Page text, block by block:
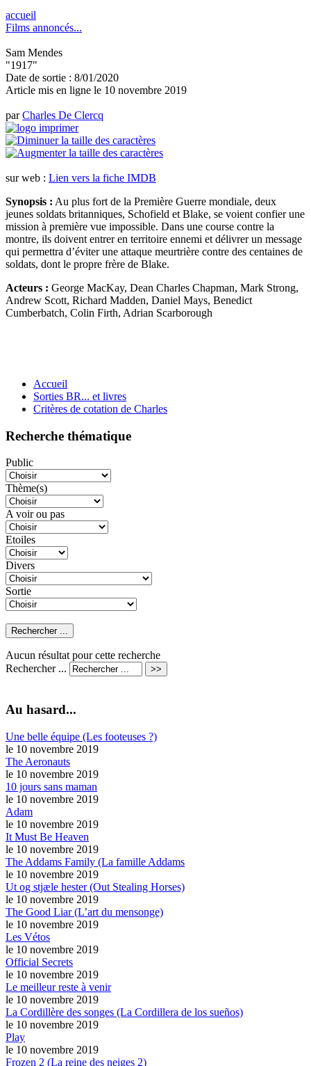
accueil
Films annoncés...
Sam Mendes
"1917"
Date de sortie : 8/01/2020
Article mis en ligne le 10 novembre 2019
parCharles De Clercq
sur web : Lien vers la fiche IMDB
Synopsis : Au plus fort de la Première Guerre mondiale, deux
jeunes soldats britanniques, Schofield et Blake, se voient confier une
mission à première vue impossible. Dans une course contre la
montre, ils doivent entrer en territoire ennemi et délivrer un message
qui permettra d’éviter une attaque meurtrière contre des centaines de
soldats, dont le propre frère de Blake.
Acteurs : George MacKay, Dean Charles Chapman, Mark Strong,
Andrew Scott, Richard Madden, Daniel Mays, Benedict
Cumberbatch, Colin Firth, Adrian Scarborough
Accueil
Sorties BR... et livres
Critères de cotation de Charles
Recherche thématique
Public
Thème(s)
A voir ou pas
Etoiles
Divers
Sortie
Aucun résultat pour cette recherche
Rechercher ...
Au hasard...
Une belle équipe (Les footeuses ?)
le 10 novembre 2019
The Aeronauts
le 10 novembre 2019
10 jours sans maman
le 10 novembre 2019
Adam
le 10 novembre 2019
It Must Be Heaven
le 10 novembre 2019
The Addams Family (La famille Addams
le 10 novembre 2019
Ut og stjæle hester (Out Stealing Horses)
le 10 novembre 2019
The Good Liar (L’art du mensonge)
le 10 novembre 2019
Les Vétos
le 10 novembre 2019
Official Secrets
le 10 novembre 2019
Le meilleur reste à venir
le 10 novembre 2019
La Cordillère des songes (La Cordillera de los sueños)
le 10 novembre 2019
Play
le 10 novembre 2019
Frozen 2 (La reine des neiges 2)